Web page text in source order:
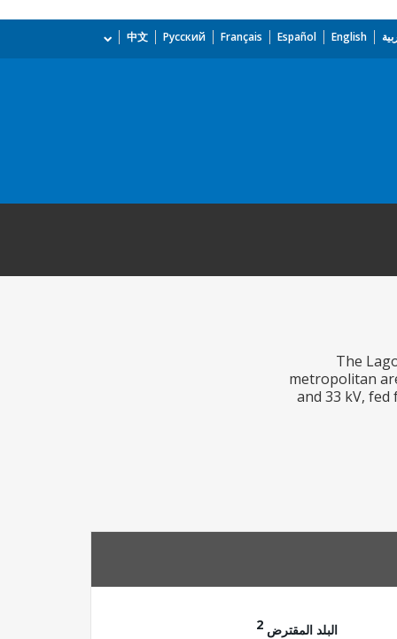
English
Español
Français
Русский
中文
The
metropolitan
and 33 kV,
البلد المقترض 2